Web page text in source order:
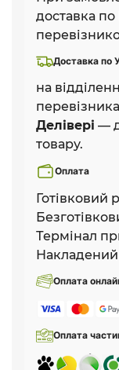
доставка по
Доставка по
на
Делівері —
товару.
Оплата
Готівковий
Термінал
Накладений
Оплата
Оплата